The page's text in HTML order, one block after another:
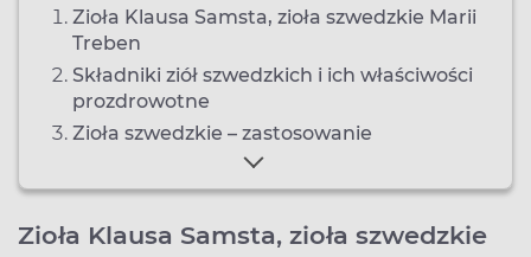
Zioła Klausa Samsta, zioła szwedzkie Marii
Treben
Składniki ziół szwedzkich i ich właściwości
prozdrowotne
Zioła szwedzkie – zastosowanie
Zioła Klausa Samsta, zioła szwedzkie